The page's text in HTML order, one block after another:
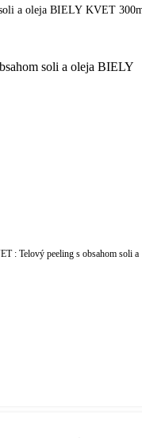
a oleja BIELY KVET
: Telový peeling s obsahom soli a